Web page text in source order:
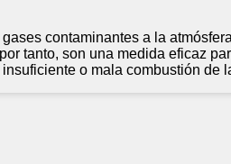
contaminantes a la
tanto, son una medida eficaz
o mala combustión de